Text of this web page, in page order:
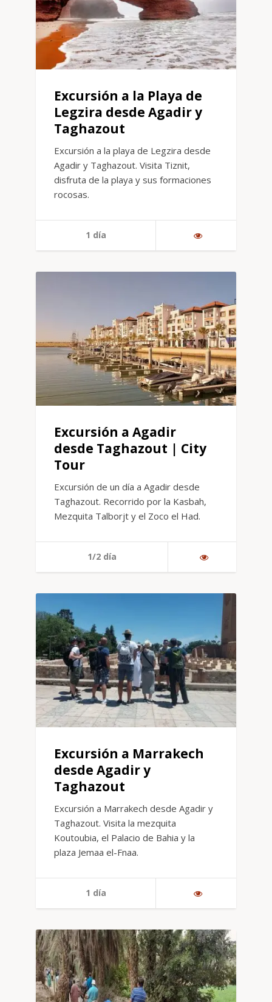
Excursión a la Playa de
Legzira desde Agadir y
Taghazout
Excursión a la playa de Legzira desde
Agadir y Taghazout. Visita Tiznit,
disfruta de la playa y sus formaciones
rocosas.
1 día
Excursión a Agadir
desde Taghazout | City
Tour
Excursión de un día a Agadir desde
Taghazout. Recorrido por la Kasbah,
Mezquita Talborjt y el Zoco el Had.
1/2 día
Excursión a Marrakech
desde Agadir y
Taghazout
Excursión a Marrakech desde Agadir y
Taghazout. Visita la mezquita
Koutoubia, el Palacio de Bahia y la
plaza Jemaa el-Fnaa.
1 día